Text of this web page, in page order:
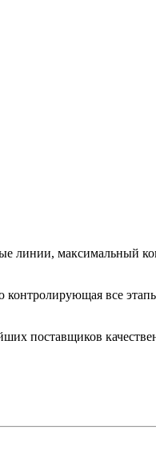
линии, максимальный
все
поставщиков